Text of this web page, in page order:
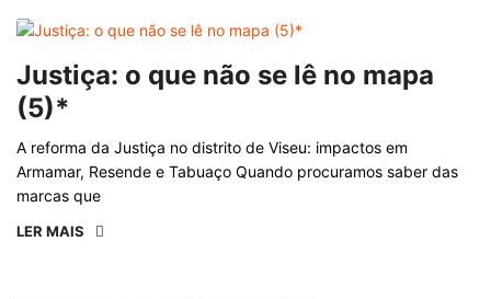
Justiça: o que não se lê no mapa
(5)*
A reforma da Justiça no distrito de Viseu: impactos em
Armamar, Resende e Tabuaço Quando procuramos saber das
marcas que
LER MAIS